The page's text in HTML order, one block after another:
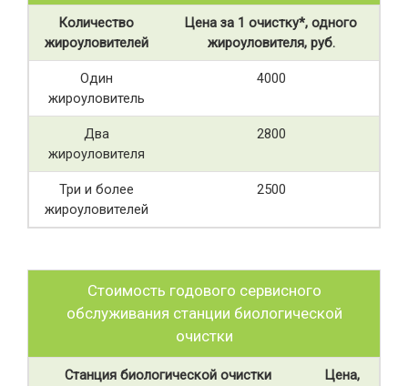
Количество
жироуловителей
Цена за 1 очистку*, одного
жироуловителя, руб.
Один
жироуловитель
4000
Два
жироуловителя
2800
Три и более
жироуловителей
2500
Стоимость годового сервисного
обслуживания станции биологической
очистки
Станция биологической очистки
Цена,